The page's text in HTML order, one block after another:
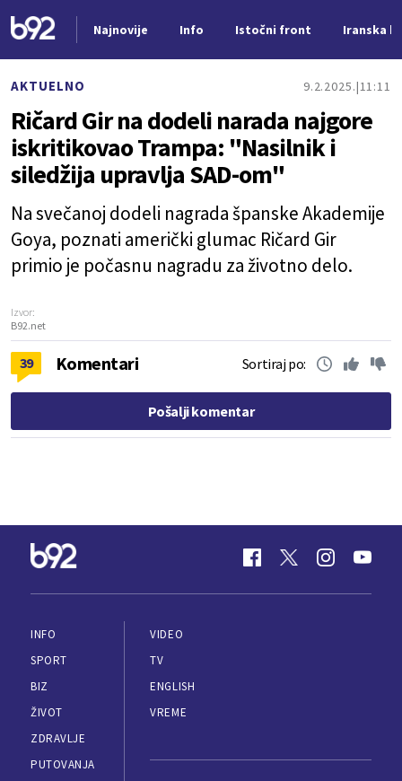
Najnovije Info Istočni front Iranska
AKTUELNO 9.2.2025. 11:11
Ričard Gir na dodeli narada najgore
iskritikovao Trampa: "Nasilnik i
siledžija upravlja SAD-om"
Na svečanoj dodeli nagrada španske Akademije
Goya, poznati američki glumac Ričard Gir
primio je počasnu nagradu za životno delo.
Izvor:
B92.net
39 Komentari Sortiraj po:
Pošalji komentar
INFO
SPORT
BIZ
ŽIVOT
ZDRAVLJE
PUTOVANJA
VIDEO
TV
ENGLISH
VREME